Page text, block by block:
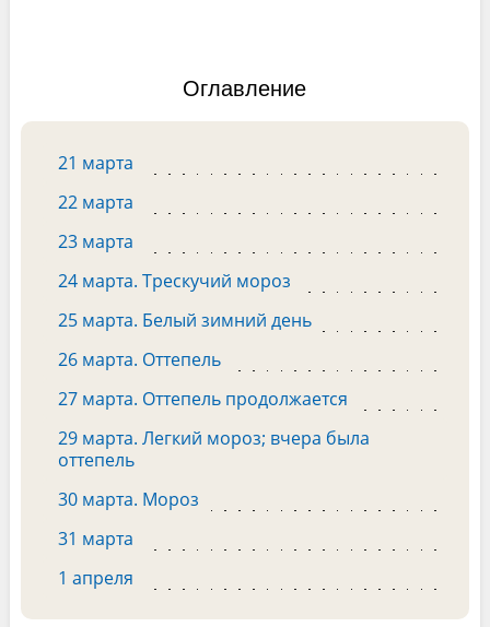
Оглавление
21 марта
22 марта
23 марта
24 марта. Трескучий мороз
25 марта. Белый зимний день
26 марта. Оттепель
27 марта. Оттепель продолжается
29 марта. Легкий мороз; вчера была
оттепель
30 марта. Мороз
31 марта
1 апреля